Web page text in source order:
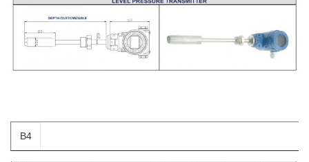
B4